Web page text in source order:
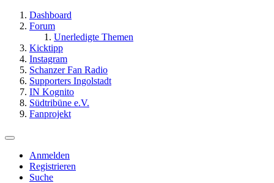
Dashboard
Forum
Unerledigte Themen
Kicktipp
Instagram
Schanzer Fan Radio
Supporters Ingolstadt
IN Kognito
Südtribüne e.V.
Fanprojekt
Anmelden
Registrieren
Suche